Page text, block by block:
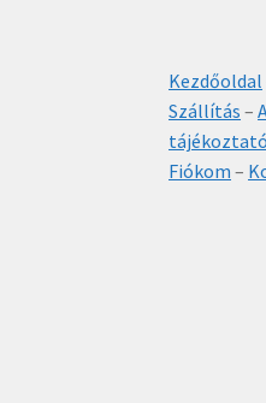
Kezdőoldal
Szállítás –
tájékoztató
Fiókom –